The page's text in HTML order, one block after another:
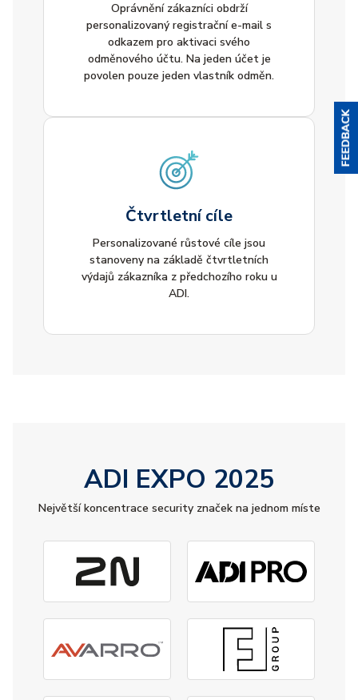
Oprávnění zákazníci obdrží
personalizovaný registrační e-mail s
odkazem pro aktivaci svého
odměnového účtu. Na jeden účet je
povolen pouze jeden vlastník odměn.
Čtvrtletní cíle
Personalizované růstové cíle jsou
stanoveny na základě čtvrtletních
výdajů zákazníka z předchozího roku u
ADI.
ADI EXPO 2025
Největší koncentrace security značek na jednom míste